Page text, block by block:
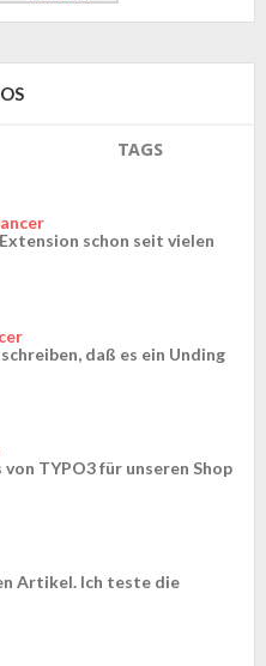
TAGS
schon seit vielen
daß es ein Unding
von TYPO3 für unseren Shop
Artikel. Ich teste die